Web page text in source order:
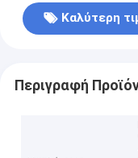
Καλύτερη
Περιγραφή